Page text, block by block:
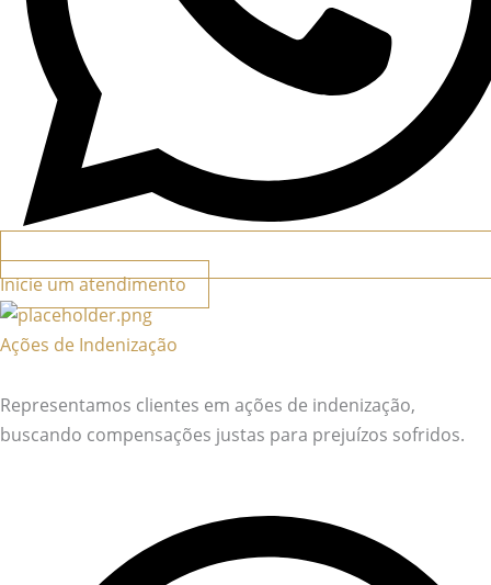
Inicie um atendimento
Ações de Indenização
Representamos clientes em ações de indenização,
buscando compensações justas para prejuízos sofridos.